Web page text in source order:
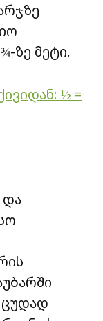
ზე მეტი.
½ =
და
ცუდად